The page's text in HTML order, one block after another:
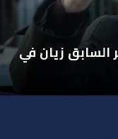
الوزير السابق زيان في